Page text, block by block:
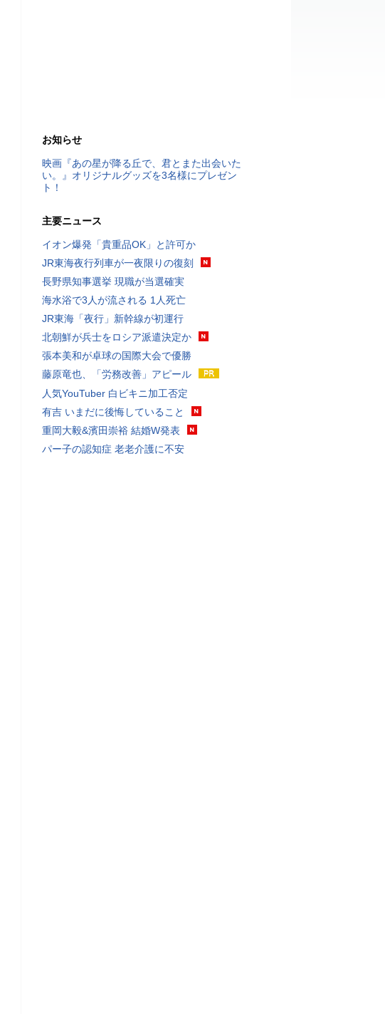
お知らせ
映画『あの星が降る丘で、君とまた出会いた
い。』オリジナルグッズを3名様にプレゼン
ト！
主要ニュース
イオン爆発「貴重品OK」と許可か
JR東海夜行列車が一夜限りの復刻
長野県知事選挙 現職が当選確実
海水浴で3人が流される 1人死亡
JR東海「夜行」新幹線が初運行
北朝鮮が兵士をロシア派遣決定か
張本美和が卓球の国際大会で優勝
藤原竜也、「労務改善」アピール
人気YouTuber 白ビキニ加工否定
有吉 いまだに後悔していること
重岡大毅&濱田崇裕 結婚W発表
パー子の認知症 老老介護に不安